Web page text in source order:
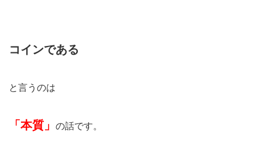
コインである
と言うのは
「本質」 の話です。